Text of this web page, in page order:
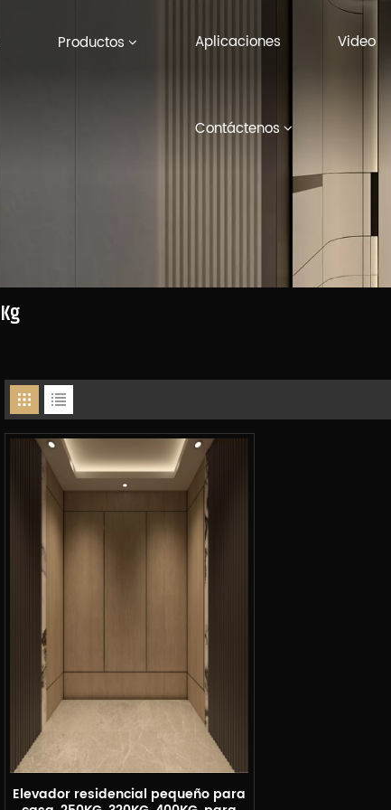
Productos Aplicaciones Video
Contáctenos
Elevador residencial pequeño para